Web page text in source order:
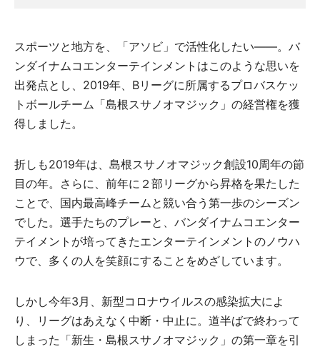
スポーツと地方を、「アソビ」で活性化したい——。バ
ンダイナムコエンターテインメントはこのような思いを
出発点とし、2019年、Bリーグに所属するプロバスケッ
トボールチーム「島根スサノオマジック」の経営権を獲
得しました。
折しも2019年は、島根スサノオマジック創設10周年の節
目の年。さらに、前年に２部リーグから昇格を果たした
ことで、国内最高峰チームと競い合う第一歩のシーズン
でした。選手たちのプレーと、バンダイナムコエンター
テイメントが培ってきたエンターテインメントのノウハ
ウで、多くの人を笑顔にすることをめざしています。
しかし今年3月、新型コロナウイルスの感染拡大によ
り、リーグはあえなく中断・中止に。道半ばで終わって
しまった「新生・島根スサノオマジック」の第一章を引